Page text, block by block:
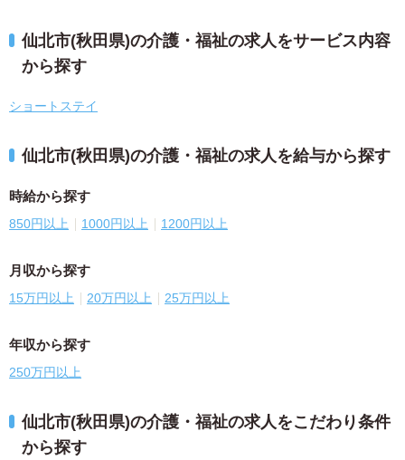
仙北市(秋田県)の介護・福祉の求人をサービス内容
から探す
ショートステイ
仙北市(秋田県)の介護・福祉の求人を給与から探す
時給から探す
850円以上 1000円以上 1200円以上
月収から探す
15万円以上 20万円以上 25万円以上
年収から探す
250万円以上
仙北市(秋田県)の介護・福祉の求人をこだわり条件
から探す